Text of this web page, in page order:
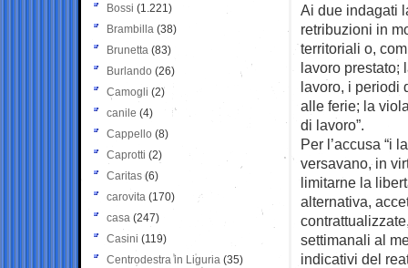
Ai due indagati
retribuzioni in
territoriali o,
lavoro prestato;
lavoro, i periodi
alle ferie; la
di lavoro”.
Per l’accusa “i
versavano, in
limitarne la
alternativa,
settimanali al
indicativi del
Bossi (1.221)
Brambilla (38)
Brunetta (83)
Burlando (26)
Camogli (2)
canile (4)
Cappello (8)
Caprotti (2)
Caritas (6)
carovita (170)
casa (247)
Casini (119)
Centrodestra in Liguria (35)